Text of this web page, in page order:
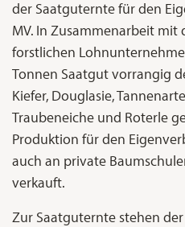
der Saatguternte für den
MV. In Zusammenarbeit
forstlichen
Tonnen Saatgut vorrangig
Kiefer, Douglasie,
Traubeneiche und Roterle
Produktion für den
auch an private
verkauft.
Zur Saatguternte stehen